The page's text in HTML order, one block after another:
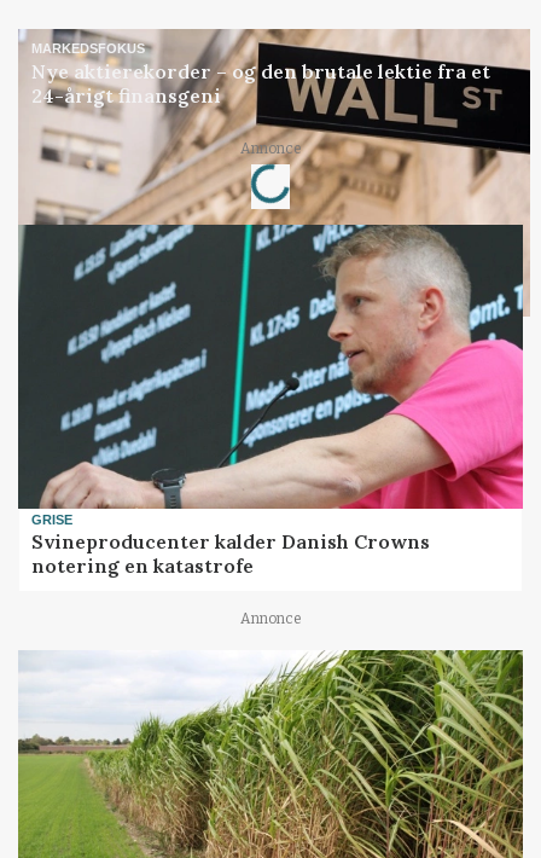
MARKEDSFOKUS
Nye aktierekorder – og den brutale lektie fra et
24-årigt finansgeni
Annonce
Loading...
GRISE
Svineproducenter kalder Danish Crowns
notering en katastrofe
Annonce